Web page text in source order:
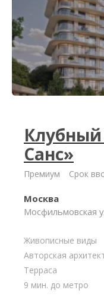
Санс»
Премиум Срок
Москва
Мосфильмовская
Живописные виды
Авторская
Терраса
9 мин. до метро